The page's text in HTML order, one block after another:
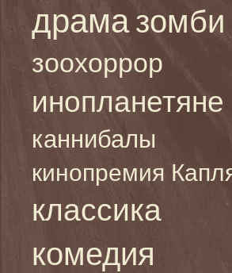
драма зомби
зоохоррор
инопланетяне
каннибалы
кинопремия
классика
комедия